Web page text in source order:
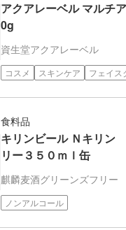
アクアレーベル マルチ
0g
資生堂アクアレーベル
コスメ スキンケア フェイス
食料品
キリンビール Ｎキリン
リー３５０ｍｌ缶
麒麟麦酒グリーンズフリー
ノンアルコール